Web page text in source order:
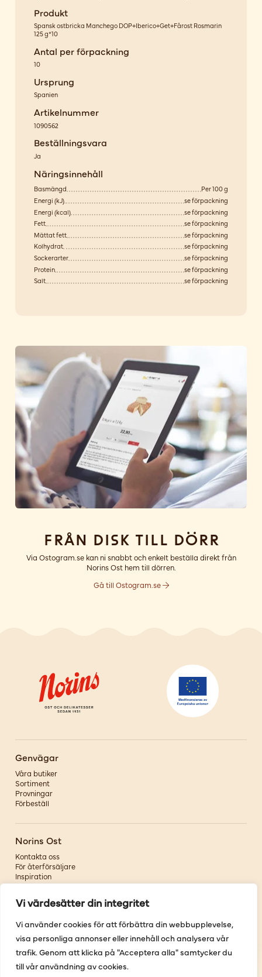
Vi värdesätter din integritet
Vi använder cookies för att förbättra din webbupplevelse,
visa personliga annonser eller innehåll och analysera vår
trafik. Genom att klicka på "Acceptera alla" samtycker du
till vår användning av cookies.
Produkt
Spansk ostbricka Manchego DOP+Iberico+Get+Fårost Rosmarin
125 g*10
Antal per förpackning
10
Ursprung
Spanien
Artikelnummer
1090562
Beställningsvara
Ja
Näringsinnehåll
Basmängd
Per 100 g
Energi (kJ)
se förpackning
Energi (kcal)
se förpackning
Fett
se förpackning
Mättat fett
se förpackning
Kolhydrat
se förpackning
Sockerarter
se förpackning
Protein
se förpackning
Salt
se förpackning
Från disk till dörr
Via Ostogram.se kan ni snabbt och enkelt beställa direkt från
Norins Ost hem till dörren.
Gå till Ostogram.se
Genvägar
Våra butiker
Sortiment
Provningar
Förbeställ
Norins Ost
Kontakta oss
För återförsäljare
Inspiration
Om oss
Följ oss
Facebook
Instagram
Youtube